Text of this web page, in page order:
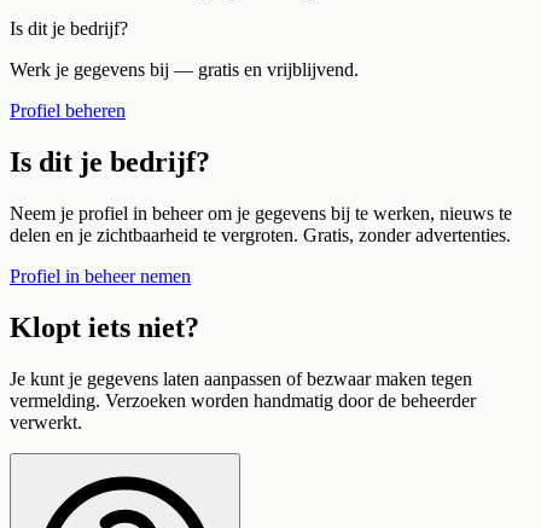
Is dit je bedrijf?
Werk je gegevens bij — gratis en vrijblijvend.
Profiel beheren
Is dit je bedrijf?
Neem je profiel in beheer om je gegevens bij te werken, nieuws te
delen en je zichtbaarheid te vergroten. Gratis, zonder advertenties.
Profiel in beheer nemen
Klopt iets niet?
Je kunt je gegevens laten aanpassen of bezwaar maken tegen
vermelding. Verzoeken worden handmatig door de beheerder
verwerkt.